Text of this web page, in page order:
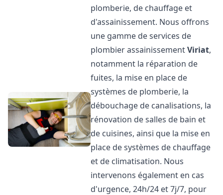
plomberie, de chauffage et
d'assainissement. Nous offrons
une gamme de services de
plombier assainissementViriat,
notamment la réparation de
fuites, la mise en place de
systèmes de plomberie, la
débouchage de canalisations, la
rénovation de salles de bain et
de cuisines, ainsi que la mise en
place de systèmes de chauffage
et de climatisation. Nous
intervenons également en cas
d'urgence, 24h/24 et 7j/7, pour